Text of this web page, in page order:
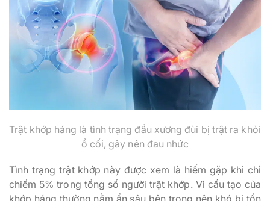
Trật khớp háng là tình trạng đầu xương đùi bị trật ra khỏi
ổ cối, gây nên đau nhức
Tình trạng trật khớp này được xem là hiếm gặp khi chỉ
chiếm 5% trong tổng số người trật khớp. Vì cấu tạo của